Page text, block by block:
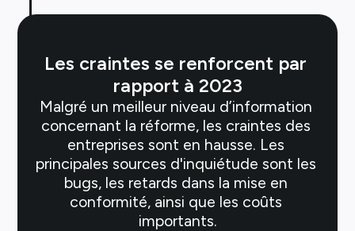
Les craintes se renforcent par
rapport à 2023
Malgré un meilleur niveau d’information
concernant la réforme, les craintes des
entreprises sont en hausse. Les
principales sources d'inquiétude sont les
bugs, les retards dans la mise en
conformité, ainsi que les coûts
importants.